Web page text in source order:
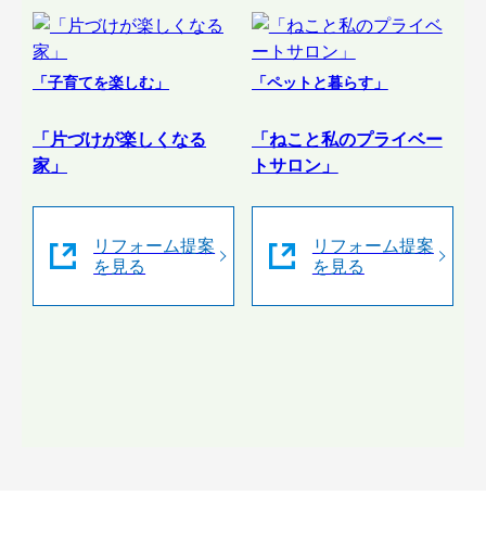
「子育てを楽しむ」
「片づけが楽しくなる
家」
リフォーム提案
を見る
「ペットと暮らす」
「ねこと私のプライベー
トサロン」
リフォーム提案
を見る